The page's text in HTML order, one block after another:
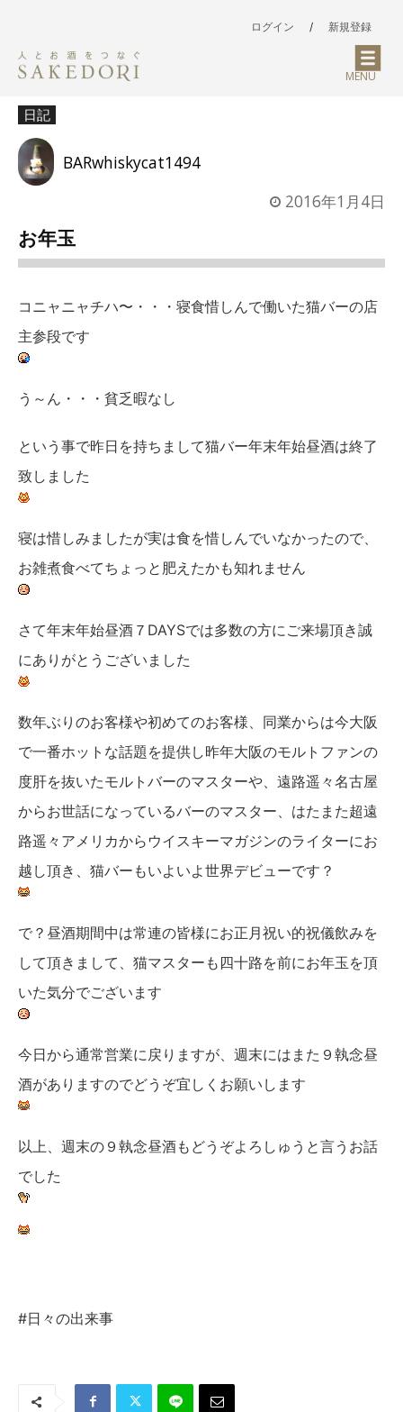
ログイン / 新規登録
MENU
日記
BARwhiskycat1494
2016年1月4日
お年玉
コニャニャチハ〜・・・寝食惜しんで働いた猫バーの店
主参段です
う～ん・・・貧乏暇なし
という事で昨日を持ちまして猫バー年末年始昼酒は終了
致しました
寝は惜しみましたが実は食を惜しんでいなかったので、
お雑煮食べてちょっと肥えたかも知れません
さて年末年始昼酒７DAYSでは多数の方にご来場頂き誠
にありがとうございました
数年ぶりのお客様や初めてのお客様、同業からは今大阪
で一番ホットな話題を提供し昨年大阪のモルトファンの
度肝を抜いたモルトバーのマスターや、遠路遥々名古屋
からお世話になっているバーのマスター、はたまた超遠
路遥々アメリカからウイスキーマガジンのライターにお
越し頂き、猫バーもいよいよ世界デビューです？
で？昼酒期間中は常連の皆様にお正月祝い的祝儀飲みを
して頂きまして、猫マスターも四十路を前にお年玉を頂
いた気分でございます
今日から通常営業に戻りますが、週末にはまた９執念昼
酒がありますのでどうぞ宜しくお願いします
以上、週末の９執念昼酒もどうぞよろしゅうと言うお話
でした
#日々の出来事